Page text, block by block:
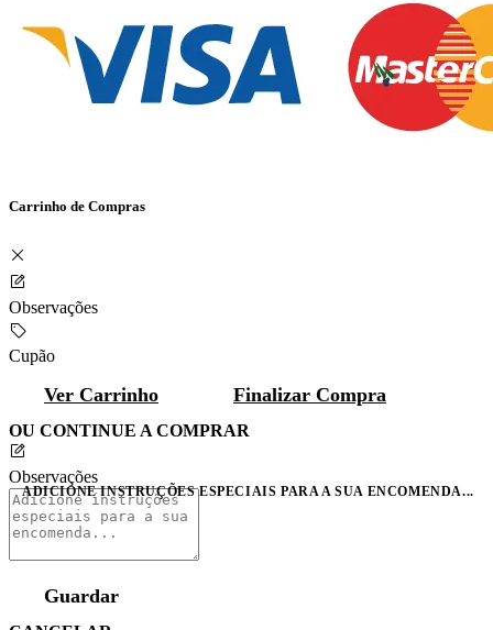
Carrinho de Compras
Observações
Cupão
Ver Carrinho Finalizar Compra
OU CONTINUE A COMPRAR
Observações
ADICIONE INSTRUÇÕES ESPECIAIS PARA A SUA ENCOMENDA...
Guardar